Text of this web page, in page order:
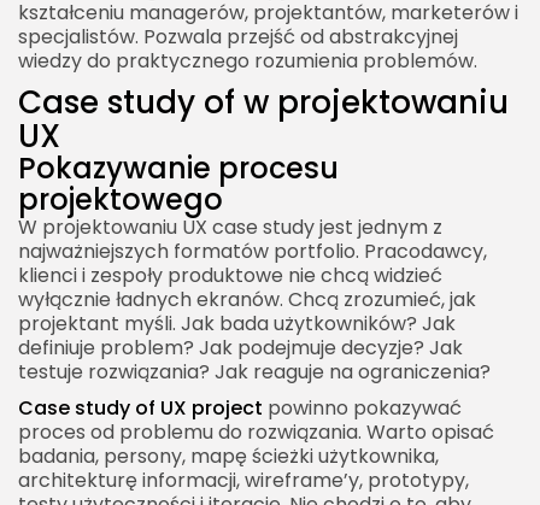
kształceniu managerów, projektantów, marketerów i
specjalistów. Pozwala przejść od abstrakcyjnej
wiedzy do praktycznego rozumienia problemów.
Case study of w projektowaniu
UX
Pokazywanie procesu
projektowego
W projektowaniu UX case study jest jednym z
najważniejszych formatów portfolio. Pracodawcy,
klienci i zespoły produktowe nie chcą widzieć
wyłącznie ładnych ekranów. Chcą zrozumieć, jak
projektant myśli. Jak bada użytkowników? Jak
definiuje problem? Jak podejmuje decyzje? Jak
testuje rozwiązania? Jak reaguje na ograniczenia?
Case study of UX project powinno pokazywać
proces od problemu do rozwiązania. Warto opisać
badania, persony, mapę ścieżki użytkownika,
architekturę informacji, wireframe’y, prototypy,